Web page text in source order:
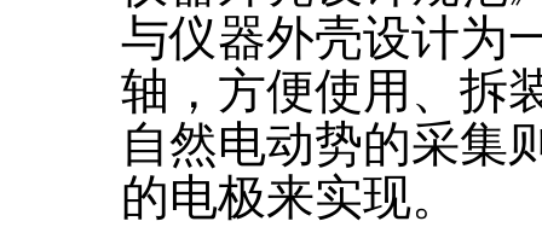
与仪器外壳设计
轴，方便使用、拆
自然电动势的采集
的电极来实现。